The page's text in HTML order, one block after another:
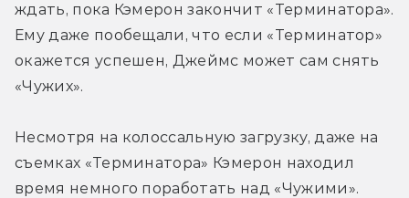
ждать, пока Кэмерон закончит «Терминатора».
Ему даже пообещали, что если «Терминатор»
окажется успешен, Джеймс может сам снять
«Чужих».
Несмотря на колоссальную загрузку, даже на
съемках «Терминатора» Кэмерон находил
время немного поработать над «Чужими».